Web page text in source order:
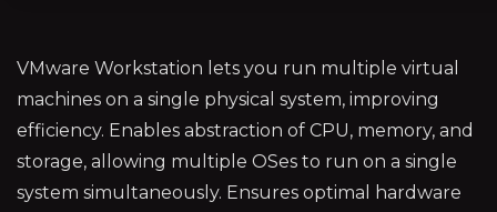
VMware Workstation lets you run multiple virtual
machines on a single physical system, improving
efficiency. Enables abstraction of CPU, memory, and
storage, allowing multiple OSes to run on a single
system simultaneously. Ensures optimal hardware